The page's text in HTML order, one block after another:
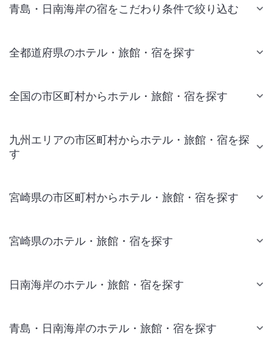
青島・日南海岸の宿をこだわり条件で絞り込む
全都道府県のホテル・旅館・宿を探す
全国の市区町村からホテル・旅館・宿を探す
九州エリアの市区町村からホテル・旅館・宿を探
す
宮崎県の市区町村からホテル・旅館・宿を探す
宮崎県のホテル・旅館・宿を探す
日南海岸のホテル・旅館・宿を探す
青島・日南海岸のホテル・旅館・宿を探す